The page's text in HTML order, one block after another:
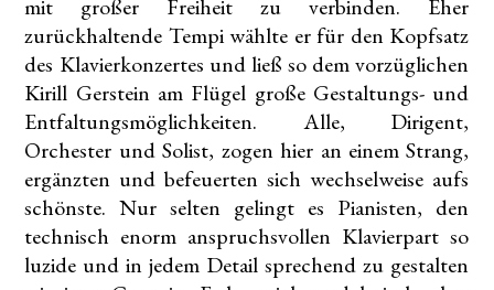
mit großer Freiheit zu verbinden. Eher
zurückhaltende Tempi wählte er für den Kopfsatz
des Klavierkonzertes und ließ so dem vorzüglichen
Kirill Gerstein am Flügel große Gestaltungs- und
Entfaltungsmöglichkeiten. Alle, Dirigent,
Orchester und Solist, zogen hier an einem Strang,
ergänzten und befeuerten sich wechselweise aufs
schönste. Nur selten gelingt es Pianisten, den
technisch enorm anspruchsvollen Klavierpart so
luzide und in jedem Detail sprechend zu gestalten